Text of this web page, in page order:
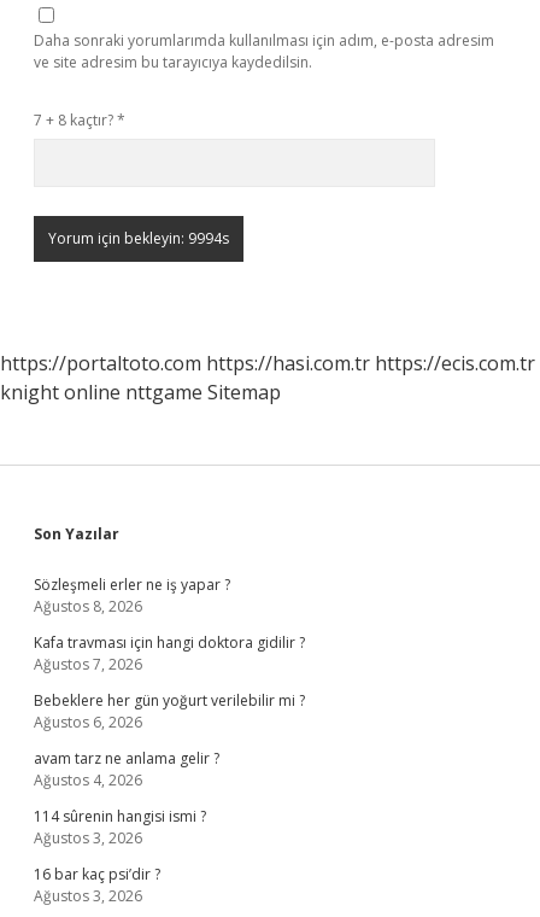
Daha sonraki yorumlarımda kullanılması için adım, e-posta adresim
ve site adresim bu tarayıcıya kaydedilsin.
7 + 8 kaçtır?*
https://portaltoto.com https://hasi.com.tr https://ecis.com.tr
knight online nttgame Sitemap
Sidebar
Son Yazılar
Sözleşmeli erler ne iş yapar ?
Ağustos 8, 2026
Kafa travması için hangi doktora gidilir ?
Ağustos 7, 2026
Bebeklere her gün yoğurt verilebilir mi ?
Ağustos 6, 2026
avam tarz ne anlama gelir ?
Ağustos 4, 2026
114 sûrenin hangisi ismi ?
Ağustos 3, 2026
16 bar kaç psi’dir ?
Ağustos 3, 2026